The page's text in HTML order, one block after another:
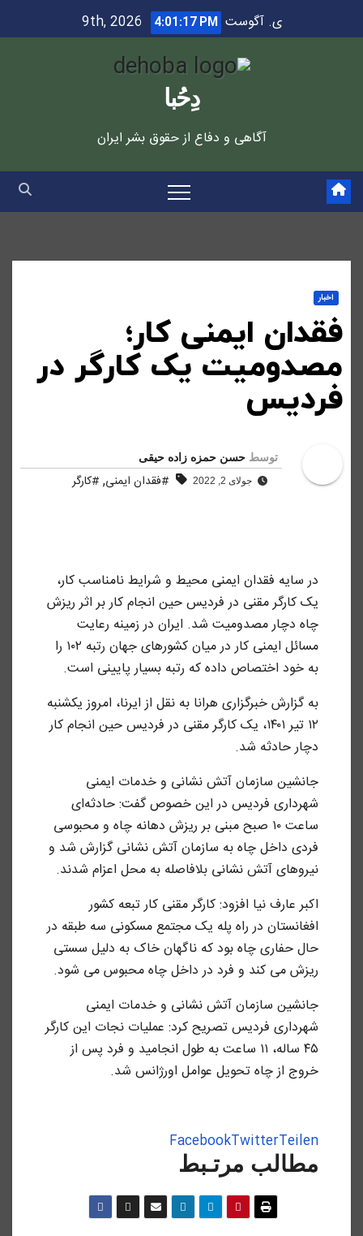
to
ی. آگوست 9th, 2026 4:01:17 PM
دِحُبا
آگاهی و دفاع از حقوق بشر ایران
اخبار
فقدان ایمنی کار؛
مصدومیت یک کارگر در
فردیس
توسط حسن حمزه زاده حیقی
جولای 2, 2022 #فقدان ایمنی, #کارگر
در سایه فقدان ایمنی محیط و شرایط نامناسب کار،
یک کارگر مقنی در فردیس حین انجام کار بر اثر ریزش
چاه دچار مصدومیت شد. ایران در زمینه رعایت
مسائل ایمنی کار در میان کشورهای جهان رتبه ۱۰۲ را
به خود اختصاص داده ‌که رتبه بسیار پایینی است.
به گزارش خبرگزاری هرانا به نقل از ایرنا، امروز یکشنبه
۱۲ تیر ۱۴۰۱، یک کارگر مقنی در فردیس حین انجام کار
دچار حادثه شد.
جانشین سازمان آتش نشانی و خدمات ایمنی
شهرداری فردیس در این خصوص گفت: حادثه‌ای
ساعت ۱۰ صبح مبنی بر ریزش دهانه چاه و محبوسی
فردی داخل چاه به سازمان آتش نشانی گزارش شد و
نیروهای آتش نشانی بلافاصله به محل اعزام شدند.
اکبر عارف نیا افزود: کارگر مقنی کار تبعه کشور
افغانستان در راه پله یک مجتمع مسکونی سه طبقه در
حال حفاری چاه بود که ناگهان خاک به دلیل سستی
ریزش می کند و فرد در داخل چاه محبوس می شود.
جانشین سازمان آتش نشانی و خدمات ایمنی
شهرداری فردیس تصریح کرد: عملیات نجات این کارگر
۴۵ ساله، ۱۱ ساعت به طول انجامید و فرد پس از
خروج از چاه تحویل عوامل اورژانس شد.
FacebookTwitterTeilen
مطالب مرتـبط